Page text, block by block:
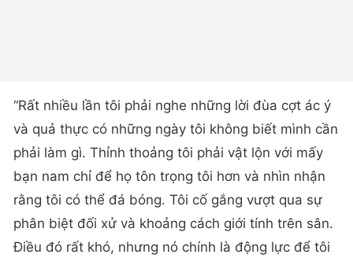
“Rất nhiều lần tôi phải nghe những lời đùa cợt ác ý
và quả thực có những ngày tôi không biết mình cần
phải làm gì. Thỉnh thoảng tôi phải vật lộn với mấy
bạn nam chỉ để họ tôn trọng tôi hơn và nhìn nhận
rằng tôi có thể đá bóng. Tôi cố gắng vượt qua sự
phân biệt đối xử và khoảng cách giới tính trên sân.
Điều đó rất khó, nhưng nó chính là động lực để tôi